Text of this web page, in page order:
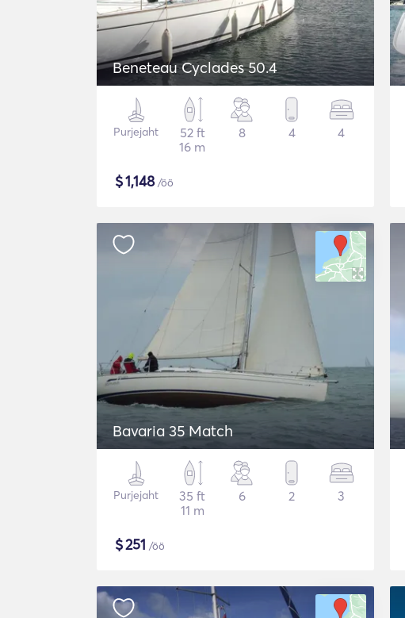
Beneteau Cyclades 50.4
Purjejaht
52 ft
16 m
8 4 4
$1,148/öö
Bavaria 35 Match
Purjejaht
35 ft
11 m
6 2 3
$251 /öö